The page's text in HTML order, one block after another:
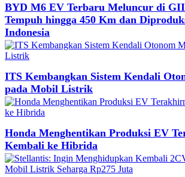
BYD M6 EV Terbaru Meluncur di
Tempuh hingga 450 Km dan
Indonesia
ITS Kembangkan Sistem Kendali
pada Mobil Listrik
Honda Menghentikan Produksi EV
Kembali ke Hibrida